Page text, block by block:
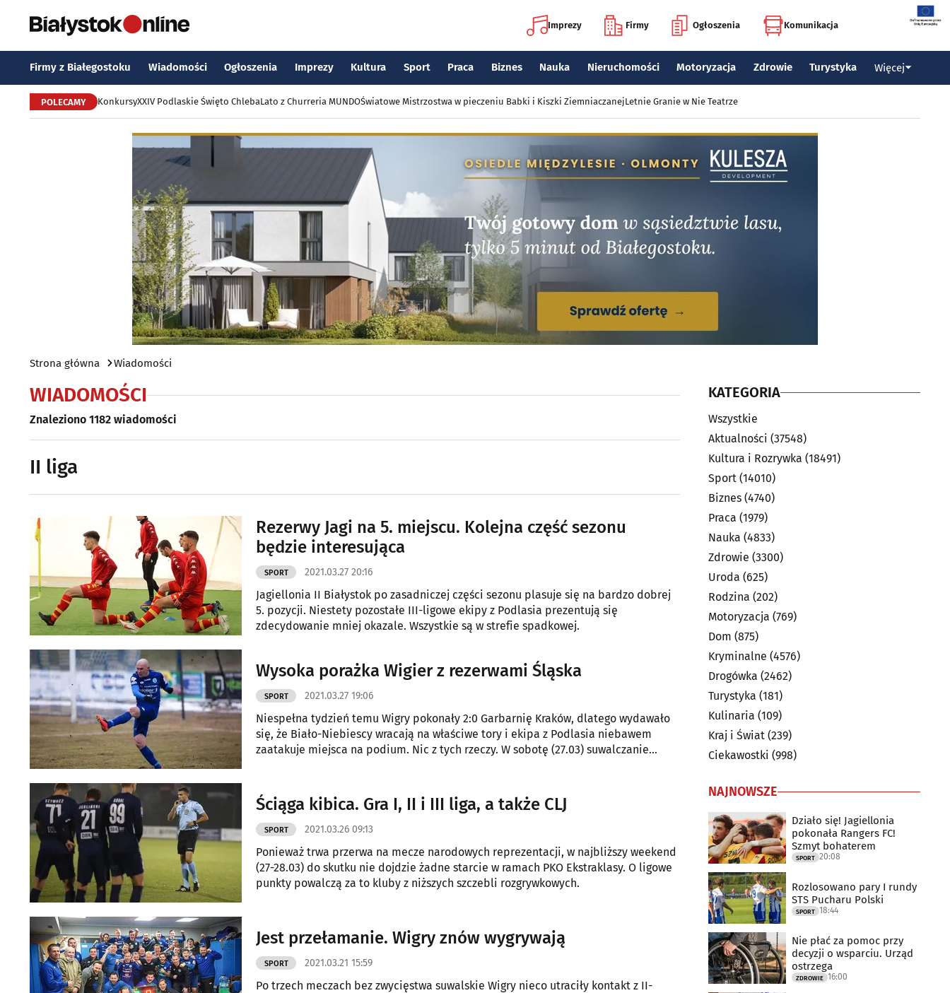
Imprezy Firmy Ogłoszenia Komunikacja
Firmy z Białegostoku Wiadomości Ogłoszenia Imprezy Kultura Sport Praca Biznes Nauka Nieruchomości Motoryzacja Zdrowie Turystyka Więcej
POLECAMY KonkursyXXIV Podlaskie Święto ChlebaLato z Churreria MUNDOŚwiatowe Mistrzostwa w pieczeniu Babki i Kiszki ZiemniaczanejLetnie Granie w Nie Teatrze
Strona główna Wiadomości
WIADOMOŚCI
Znaleziono 1182 wiadomości
II liga
Rezerwy Jagi na 5. miejscu. Kolejna część sezonu
będzie interesująca
SPORT 2021.03.27 20:16
Jagiellonia II Białystok po zasadniczej części sezonu plasuje się na bardzo dobrej
5. pozycji. Niestety pozostałe III-ligowe ekipy z Podlasia prezentują się
zdecydowanie mniej okazale. Wszystkie są w strefie spadkowej.
Wysoka porażka Wigier z rezerwami Śląska
SPORT 2021.03.27 19:06
Niespełna tydzień temu Wigry pokonały 2:0 Garbarnię Kraków, dlatego wydawało
się, że Biało-Niebiescy wracają na właściwe tory i ekipa z Podlasia niebawem
zaatakuje miejsca na podium. Nic z tych rzeczy. W sobotę (27.03) suwalczanie
Ściąga kibica. Gra I, II i III liga, a także CLJ
SPORT 2021.03.26 09:13
Ponieważ trwa przerwa na mecze narodowych reprezentacji, w najbliższy weekend
(27-28.03) do skutku nie dojdzie żadne starcie w ramach PKO Ekstraklasy. O ligowe
punkty powalczą za to kluby z niższych szczebli rozgrywkowych.
Jest przełamanie. Wigry znów wygrywają
SPORT 2021.03.21 15:59
Po trzech meczach bez zwycięstwa suwalskie Wigry nieco utraciły kontakt z II-
KATEGORIA
Wszystkie
Aktualności (37548)
Kultura i Rozrywka (18491)
Sport (14010)
Biznes (4740)
Praca (1979)
Nauka (4833)
Zdrowie (3300)
Uroda (625)
Rodzina (202)
Motoryzacja (769)
Dom (875)
Kryminalne (4576)
Drogówka (2462)
Turystyka (181)
Kulinaria (109)
Kraj i Świat (239)
Ciekawostki (998)
NAJNOWSZE
Działo się! Jagiellonia
pokonała Rangers FC!
Szmyt bohaterem
SPORT 20:08
Rozlosowano pary I rundy
STS Pucharu Polski
SPORT 18:44
Nie płać za pomoc przy
decyzji o wsparciu. Urząd
ostrzega
ZDROWIE 16:00